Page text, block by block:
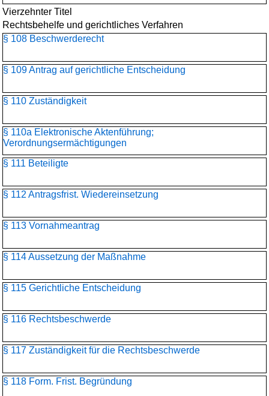
Vierzehnter Titel
Rechtsbehelfe und gerichtliches Verfahren
§ 108 Beschwerderecht
§ 109 Antrag auf gerichtliche Entscheidung
§ 110 Zuständigkeit
§ 110a Elektronische Aktenführung;
Verordnungsermächtigungen
§ 111 Beteiligte
§ 112 Antragsfrist. Wiedereinsetzung
§ 113 Vornahmeantrag
§ 114 Aussetzung der Maßnahme
§ 115 Gerichtliche Entscheidung
§ 116 Rechtsbeschwerde
§ 117 Zuständigkeit für die Rechtsbeschwerde
§ 118 Form. Frist. Begründung